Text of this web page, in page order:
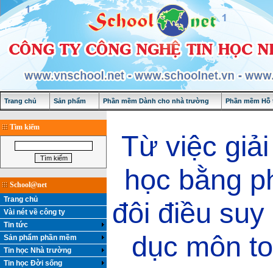
Trang chủ Sản phẩm Phần mềm Dành cho nhà trường Phần mềm
Tìm kiếm
School@net
Trang chủ
Vài nét về công ty
Tin tức
Sản phẩm phần mềm
Tin học Nhà trường
Tin học Đời sống
Từ việc
học bằng
đôi điều
dục môn